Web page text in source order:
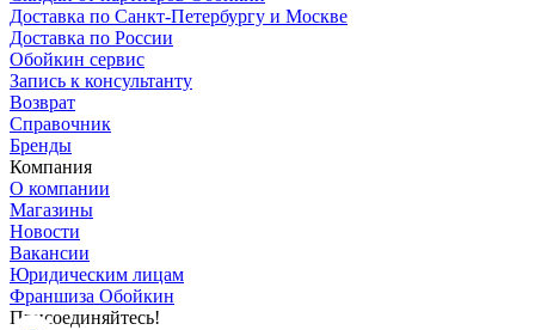
Доставка по Санкт-Петербургу и Москве
Доставка по России
Обойкин сервис
Запись к консультанту
Возврат
Справочник
Бренды
Компания
О компании
Магазины
Новости
Вакансии
Юридическим лицам
Франшиза Обойкин
Присоединяйтесь!